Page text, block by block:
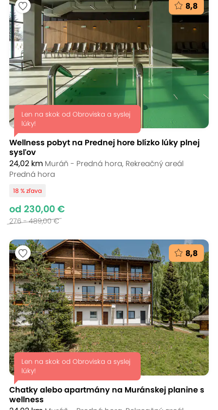
8,8
Len na skok od Obroviska a syslej
lúky!
Wellness pobyt na Prednej hore blízko lúky plnej
sysľov
24,02 km Muráň - Predná hora, Rekreačný areál
Predná hora
18 % zľava
od 230,00 €
276 - 489,00 €
8,8
Len na skok od Obroviska a syslej
lúky!
Chatky alebo apartmány na Muránskej planine s
wellness